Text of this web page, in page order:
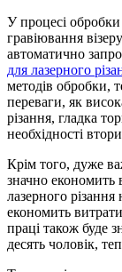
У процесі обробки
гравіювання
автоматично
для лазерного
методів обробки,
переваги, як
різання, гладка
необхідності
Крім того, дуже
значно економить
лазерного
економить
праці також буде
десять чоловік,